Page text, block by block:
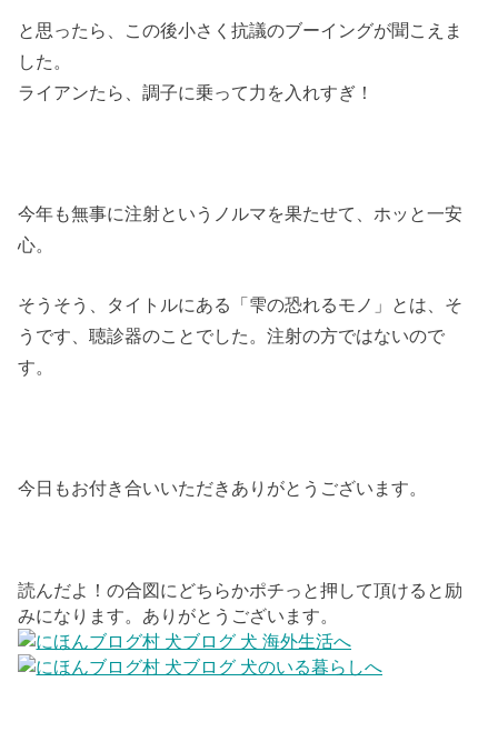
と思ったら、この後小さく抗議のブーイングが聞こえま
した。
ライアンたら、調子に乗って力を入れすぎ！
今年も無事に注射というノルマを果たせて、ホッと一安
心。
そうそう、タイトルにある「雫の恐れるモノ」とは、そ
うです、聴診器のことでした。注射の方ではないので
す。
今日もお付き合いいただきありがとうございます。
読んだよ！の合図にどちらかポチっと押して頂けると励
みになります。ありがとうございます。